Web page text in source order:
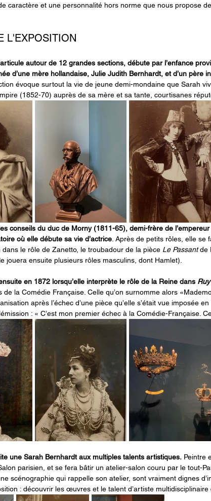
caractère et une personnalité hors norme que nous propose
L'EXPOSITION
autour de 12 grandes sections, débute par l’enfance
d’une mère hollandaise, Julie Judith Bernhardt, et d’un père
évoque surtout la vie de jeune demi-mondaine que Sarah
(1852-70) auprès de sa mère et sa tante, courtisanes
conseils du duc de Morny (1811-65), demi-frère de
où elle débute sa vie d’actrice . Après de petits rôles, elle
dans le rôle de Zanetto, le troubadour de la pièce Le Passant de
jouera ensuite plusieurs rôles masculins, dont Hamlet).
en 1872 lorsqu’elle interprète le rôle de la Reine dans
de la Comédie Française. Celle qu’on surnomme alors
après l’échec d’une pièce qu’elle s’était vue imposée
: « C’est mon premier échec à la Comédie-Française.
une Sarah Bernhardt aux multiples talents artistiques. Peintre
parisien, et se fera bâtir un atelier-salon couru par le tout-
scénographie qui rappelle son atelier, sont vraiment dignes
: découvrir les œuvres et le talent d’artiste multidisciplinaire